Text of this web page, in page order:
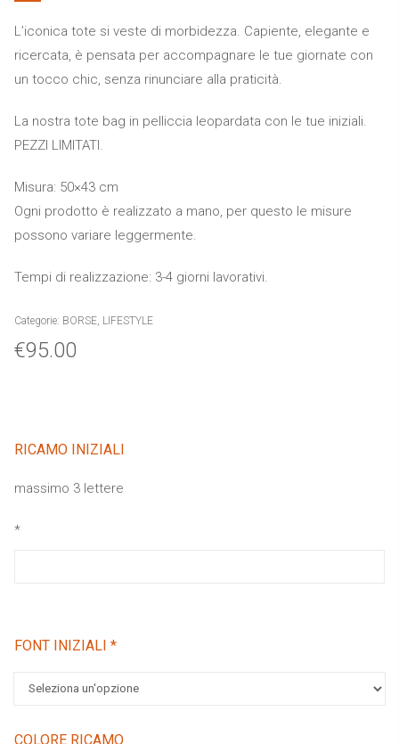
L’iconica tote si veste di morbidezza. Capiente, elegante e
ricercata, è pensata per accompagnare le tue giornate con
un tocco chic, senza rinunciare alla praticità.
La nostra tote bag in pelliccia leopardata con le tue iniziali.
PEZZI LIMITATI.
Misura: 50×43 cm
Ogni prodotto è realizzato a mano, per questo le misure
possono variare leggermente.
Tempi di realizzazione: 3-4 giorni lavorativi.
Categorie: BORSE, LIFESTYLE
€95.00
RICAMO INIZIALI
massimo 3 lettere
*
FONT INIZIALI *
COLORE RICAMO